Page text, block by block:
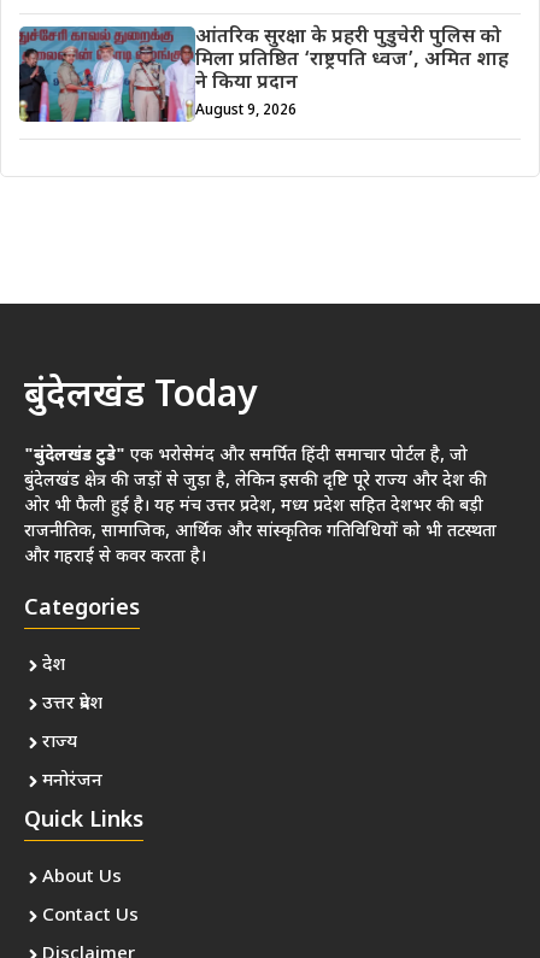
आंतरिक सुरक्षा के प्रहरी पुडुचेरी पुलिस को
मिला प्रतिष्ठित ‘राष्ट्रपति ध्वज’, अमित शाह
ने किया प्रदान
August 9, 2026
बुंदेलखंड Today
"बुंदेलखंड टुडे" एक भरोसेमंद और समर्पित हिंदी समाचार पोर्टल है, जो
बुंदेलखंड क्षेत्र की जड़ों से जुड़ा है, लेकिन इसकी दृष्टि पूरे राज्य और देश की
ओर भी फैली हुई है। यह मंच उत्तर प्रदेश, मध्य प्रदेश सहित देशभर की बड़ी
राजनीतिक, सामाजिक, आर्थिक और सांस्कृतिक गतिविधियों को भी तटस्थता
और गहराई से कवर करता है।
Categories
देश
उत्तर प्रदेश
राज्य
मनोरंजन
Quick Links
About Us
Contact Us